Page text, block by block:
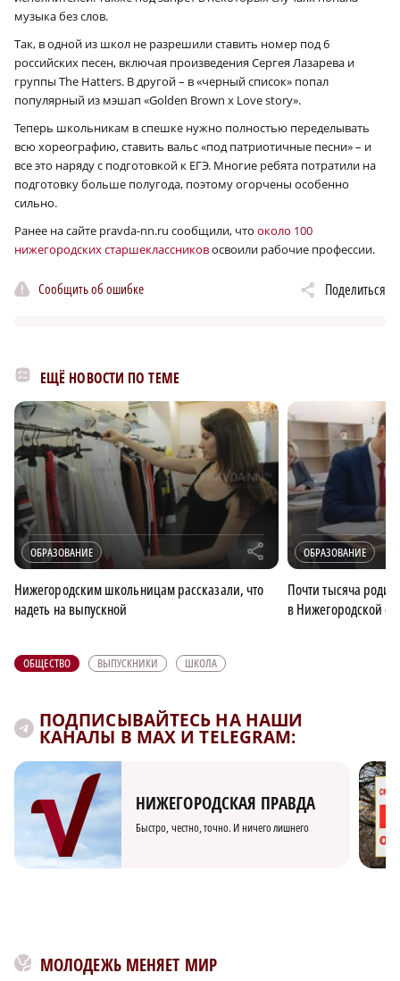
музыка без слов.
Так, в одной из школ не разрешили ставить номер под 6
российских песен, включая произведения Сергея Лазарева и
группы The Hatters. В другой – в «черный список» попал
популярный из мэшап «Golden Brown x Love story».
Теперь школьникам в спешке нужно полностью переделывать
всю хореографию, ставить вальс «под патриотичные песни» – и
все это наряду с подготовкой к ЕГЭ. Многие ребята потратили на
подготовку больше полугода, поэтому огорчены особенно
сильно.
Ранее на сайте pravda-nn.ru сообщили, что около 100
нижегородских старшеклассниковосвоили рабочие профессии.
Сообщить об ошибке Поделиться
ЕЩЁ НОВОСТИ ПО ТЕМЕ
ОБРАЗОВАНИЕ r
Нижегородским школьницам рассказали, что
надеть на выпускной
ОБРАЗОВАНИЕ
Почти тысяча
в Нижегородской
ОБЩЕСТВО ВЫПУСКНИКИ ШКОЛА
ПОДПИСЫВАЙТЕСЬ НА НАШИ
КАНАЛЫ В MAX И TELEGRAM:
НИЖЕГОРОДСКАЯ ПРАВДА
Быстро, честно, точно. И ничего лишнего
МОЛОДЕЖЬ МЕНЯЕТ МИР